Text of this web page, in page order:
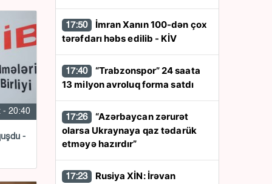
- 20:40
-
17:50
tərəfdarı həbs edilib - KİV
17:40
13 milyon avroluq forma satdı
17:26
olarsa Ukraynaya qaz tədarük
etməyə hazırdır”
17:23